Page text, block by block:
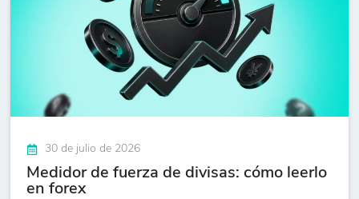
30 de julio de 2026
Medidor de fuerza de divisas: cómo leerlo
en forex